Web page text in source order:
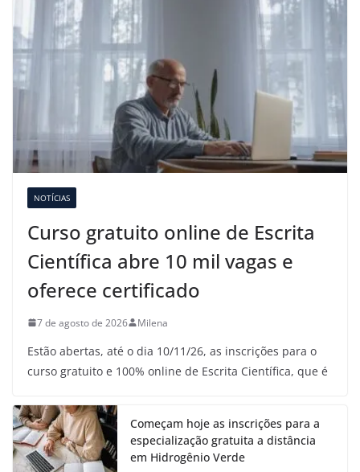
NOTÍCIAS
Curso gratuito online de Escrita
Científica abre 10 mil vagas e
oferece certificado
7 de agosto de 2026 Milena
Estão abertas, até o dia 10/11/26, as inscrições para o
curso gratuito e 100% online de Escrita Científica, que é
Começam hoje as inscrições para a
especialização gratuita a distância
em Hidrogênio Verde